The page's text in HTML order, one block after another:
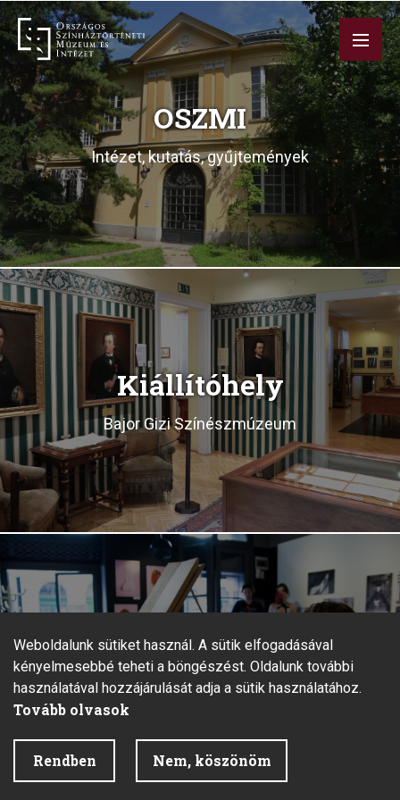
Ugrás
a
tartalomra
OSZMI
Intézet, kutatás, gyűjtemények
Kiállítóhely
Bajor Gizi Színészmúzeum
Előadóművészeti
Osztály
Pályázatok, képzések, kiadványok
Weboldalunk sütiket használ. A sütik elfogadásával
kényelmesebbé teheti a böngészést. Oldalunk további
használatával hozzájárulását adja a sütik használatához.
Tovább olvasok
Rendben Nem, köszönöm